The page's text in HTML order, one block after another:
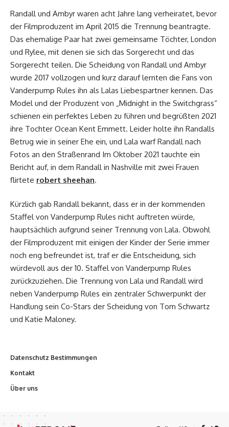
Randall und Ambyr waren acht Jahre lang verheiratet, bevor
der Filmproduzent im April 2015 die Trennung beantragte.
Das ehemalige Paar hat zwei gemeinsame Töchter, London
und Rylee, mit denen sie sich das Sorgerecht und das
Sorgerecht teilen. Die Scheidung von Randall und Ambyr
wurde 2017 vollzogen und kurz darauf lernten die Fans von
Vanderpump Rules ihn als Lalas Liebespartner kennen. Das
Model und der Produzent von „Midnight in the Switchgrass“
schienen ein perfektes Leben zu führen und begrüßten 2021
ihre Tochter Ocean Kent Emmett. Leider holte ihn Randalls
Betrug wie in seiner Ehe ein, und Lala warf Randall nach
Fotos an den Straßenrand Im Oktober 2021 tauchte ein
Bericht auf, in dem Randall in Nashville mit zwei Frauen
flirtete robert sheehan.
Kürzlich gab Randall bekannt, dass er in der kommenden
Staffel von Vanderpump Rules nicht auftreten würde,
hauptsächlich aufgrund seiner Trennung von Lala. Obwohl
der Filmproduzent mit einigen der Kinder der Serie immer
noch eng befreundet ist, traf er die Entscheidung, sich
würdevoll aus der 10. Staffel von Vanderpump Rules
zurückzuziehen. Die Trennung von Lala und Randall wird
neben Vanderpump Rules ein zentraler Schwerpunkt der
Handlung sein Co-Stars der Scheidung von Tom Schwartz
und Katie Maloney.
Datenschutz Bestimmungen
Kontakt
Über uns